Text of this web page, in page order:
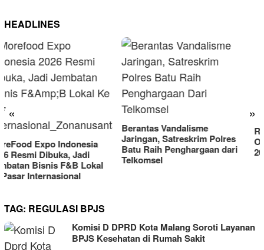
HEADLINES
« »
Berantas Vandalisme
Jaringan, Satreskrim Polres
Batu Raih Penghargaan dari
Telkomsel
RM OG Alami Kenaikan
Omset di Porprov IX Jatim
2025
TAG: REGULASI BPJS
Komisi D DPRD Kota Malang Soroti Layanan
BPJS Kesehatan di Rumah Sakit